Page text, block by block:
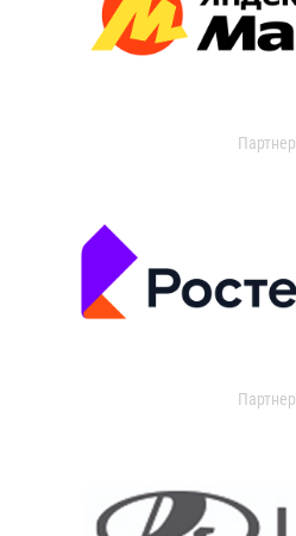
Партнер
Партнер